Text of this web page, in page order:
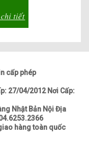
cấp phép
27/04/2012 Nơi Cấp:
Nhật Bản Nội Địa
hàng toàn quốc